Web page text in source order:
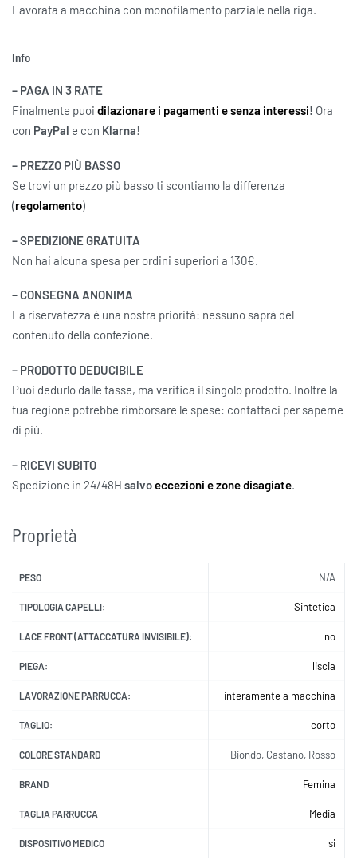
Lavorata a macchina con monofilamento parziale nella riga.
Info
– PAGA IN 3 RATE
Finalmente puoi dilazionare i pagamenti e senza interessi! Ora
con PayPal e con Klarna!
– PREZZO PIÙ BASSO
Se trovi un prezzo più basso ti scontiamo la differenza
(regolamento)
– SPEDIZIONE GRATUITA
Non hai alcuna spesa per ordini superiori a 130€.
– CONSEGNA ANONIMA
La riservatezza è una nostra priorità: nessuno saprà del
contenuto della confezione.
– PRODOTTO DEDUCIBILE
Puoi dedurlo dalle tasse, ma verifica il singolo prodotto. Inoltre la
tua regione potrebbe rimborsare le spese: contattaci per saperne
di più.
– RICEVI SUBITO
Spedizione in 24/48H salvoeccezioni e zone disagiate.
Proprietà
PESO N/A
TIPOLOGIA CAPELLI: Sintetica
LACE FRONT (ATTACCATURA INVISIBILE): no
PIEGA: liscia
LAVORAZIONE PARRUCCA: interamente a macchina
TAGLIO: corto
COLORE STANDARD Biondo, Castano, Rosso
BRAND Femina
TAGLIA PARRUCCA Media
DISPOSITIVO MEDICO si